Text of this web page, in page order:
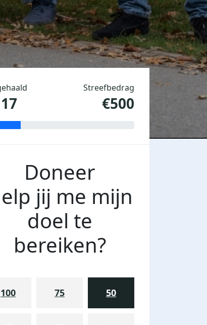
Streefbedrag
€500
Doneer
jij me mijn
doel te
bereiken?
100 75 50